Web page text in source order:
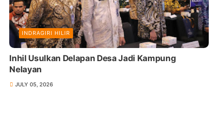
INDRAGIRI HILIR
Inhil Usulkan Delapan Desa Jadi Kampung
Nelayan
JULY 05, 2026